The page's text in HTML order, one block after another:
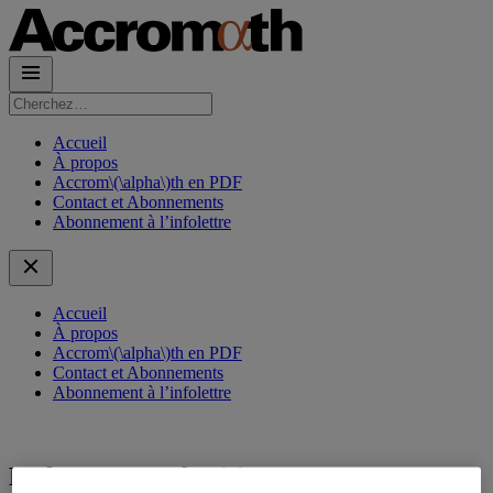
Rechercher :
Accueil
À propos
Accrom\(\alpha\)th en PDF
Contact et Abonnements
Abonnement à l’infolettre
Accueil
À propos
Accrom\(\alpha\)th en PDF
Contact et Abonnements
Abonnement à l’infolettre
Ne léser aucun héritier